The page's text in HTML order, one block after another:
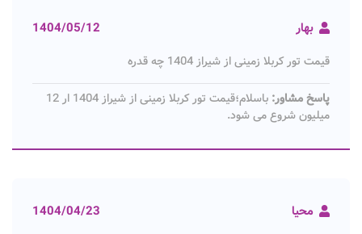
بهار 1404/05/12
قیمت تور کربلا زمینی از شیراز 1404 چه قدره
پاسخ مشاور:
باسلام؛قیمت تور کربلا زمینی از شیراز 1404 ار 12
میلیون شروع می شود.
محیا 1404/04/23